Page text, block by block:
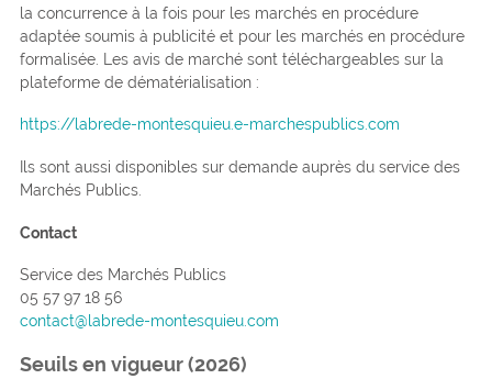
la concurrence à la fois pour les marchés en procédure
adaptée soumis à publicité et pour les marchés en procédure
formalisée. Les avis de marché sont téléchargeables sur la
plateforme de dématérialisation :
https://labrede-montesquieu.e-marchespublics.com
Ils sont aussi disponibles sur demande auprès du service des
Marchés Publics.
Contact
Service des Marchés Publics
05 57 97 18 56
contact@labrede-montesquieu.com
Seuils en vigueur (2026)